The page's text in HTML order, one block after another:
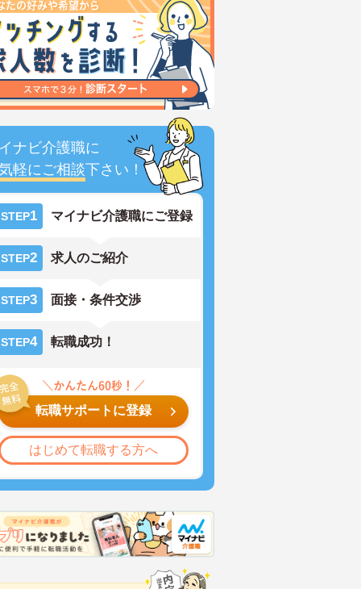
ナビ介護職に
軽にご相談下さい！
STEP1 マイナビ介護職にご登録
STEP2 求人のご紹介
STEP3 面接・条件交渉
STEP4 転職成功！
転職サポートに登録
はじめて転職する方へ